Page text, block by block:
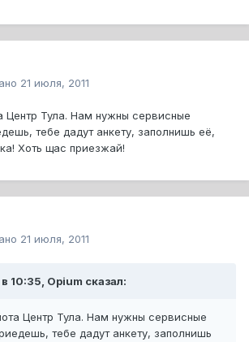
21 июля, 2011
Центр Тула. Нам нужны сервисные
тебе дадут анкету, заполнишь её,
Хоть щас приезжай!
21 июля, 2011
10:35, Opium сказал:
Центр Тула. Нам нужны сервисные
тебе дадут анкету, заполнишь